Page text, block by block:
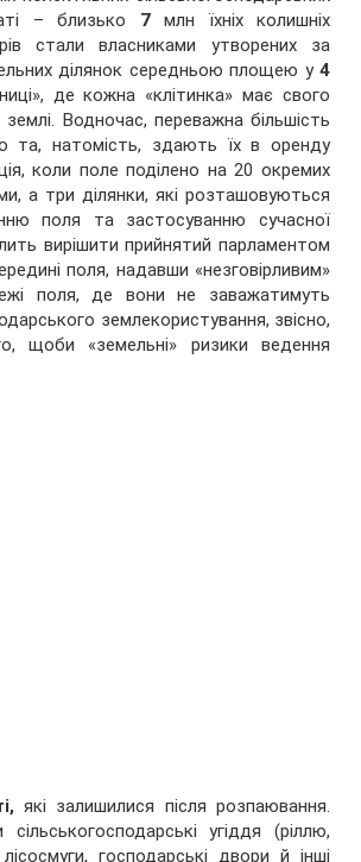
– близько 7млн їхніх колишніх
стали власниками утворених за
ділянок середньою площею у 4
де кожна «клітинка» має свого
Водночас, переважна більшість
та, натомість, здають їх в оренду
коли поле поділено на 20 окремих
а три ділянки, які розташовуються
поля та застосуванню сучасної
вирішити прийнятий парламентом
поля, надавши «незговірливим»
поля, де вони не заважатимуть
землекористування, звісно,
щоби «земельні» ризики ведення
які залишилися після розпаювання.
угіддя (ріллю,
господарські двори й інші